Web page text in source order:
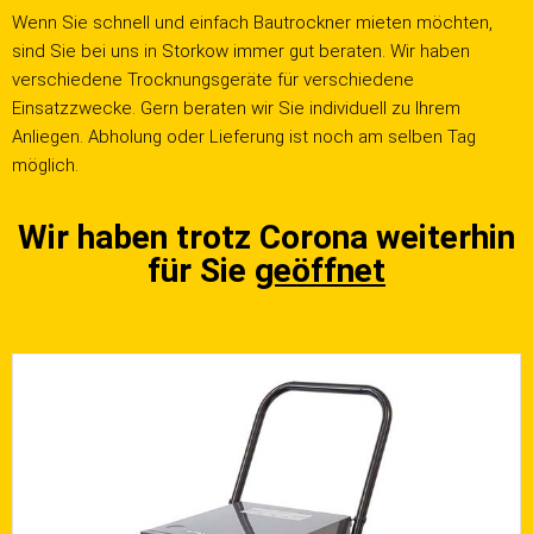
r
i
n
g
e
n
Wenn Sie schnell und einfach Bautrockner mieten möchten,
sind Sie bei uns in Storkow immer gut beraten. Wir haben
verschiedene Trocknungsgeräte für verschiedene
Einsatzzwecke. Gern beraten wir Sie individuell zu Ihrem
Anliegen. Abholung oder Lieferung ist noch am selben Tag
möglich.
Wir haben trotz Corona weiterhin
für Sie geöffnet